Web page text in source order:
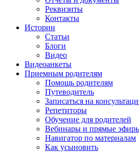
Реквизиты
Контакты
Истории
Статьи
Блоги
Видео
Видеоанкеты
Приемным родителям
Помощь родителям
Путеводитель
Записаться на
Репетиторы
Обучение для родителей
Вебинары и прямые
Навигатор по материалам
Как усыновить